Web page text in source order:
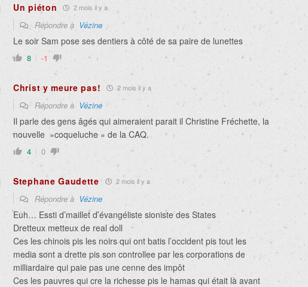
Un piéton 2 mois il y a
Répondre à Vézine
Le soir Sam pose ses dentiers à côté de sa paire de lunettes
8 -1
Christ y meure pas! 2 mois il y a
Répondre à Vézine
Il parle des gens âgés qui aimeraient parait il Christine Fréchette, la
nouvelle »coqueluche » de la CAQ.
4 0
Stephane Gaudette 2 mois il y a
Répondre à Vézine
Euh… Essti d’maillet d’évangéliste sioniste des States
Dretteux metteux de real doll
Ces les chinois pis les noirs qui ont batis l’occident pis tout les
media sont a drette pis son controllee par les corporations de
milliardaire qui paie pas une cenne des impôt
Ces les pauvres qui cre la richesse pis le hamas qui était là avant